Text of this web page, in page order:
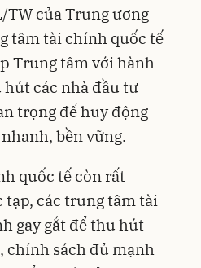
TW của Trung ương
tâm tài chính quốc tế
Trung tâm với hành
các nhà đầu tư
trọng để huy động
bền vững.
quốc tế còn rất
các trung tâm tài
gay gắt để thu hút
chính sách đủ mạnh